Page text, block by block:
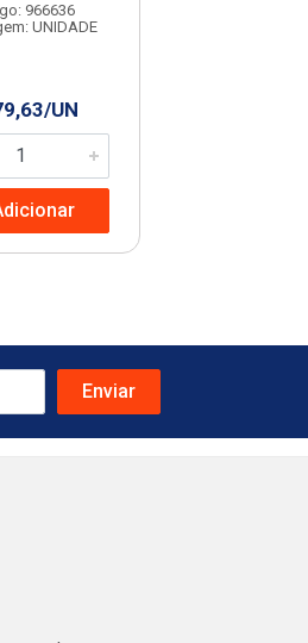
966636
UNIDADE
UN